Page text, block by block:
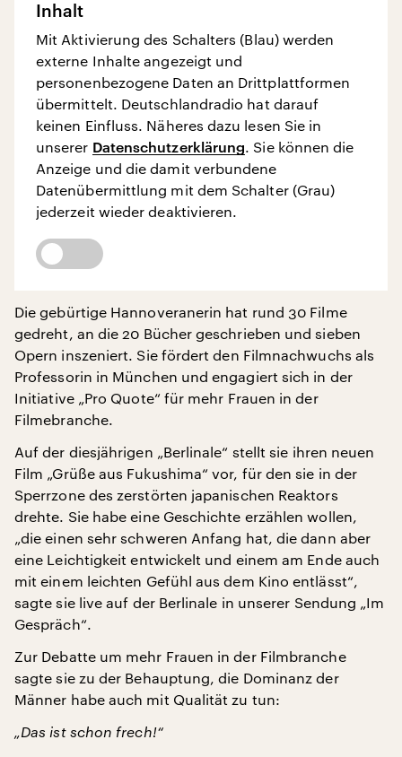
Inhalt
Mit Aktivierung des Schalters (Blau) werden
externe Inhalte angezeigt und
personenbezogene Daten an Drittplattformen
übermittelt. Deutschlandradio hat darauf
keinen Einfluss. Näheres dazu lesen Sie in
unserer Datenschutzerklärung. Sie können die
Anzeige und die damit verbundene
Datenübermittlung mit dem Schalter (Grau)
jederzeit wieder deaktivieren.
Die gebürtige Hannoveranerin hat rund 30 Filme
gedreht, an die 20 Bücher geschrieben und sieben
Opern inszeniert. Sie fördert den Filmnachwuchs als
Professorin in München und engagiert sich in der
Initiative „Pro Quote“ für mehr Frauen in der
Filmebranche.
Auf der diesjährigen „Berlinale“ stellt sie ihren neuen
Film „Grüße aus Fukushima“ vor, für den sie in der
Sperrzone des zerstörten japanischen Reaktors
drehte. Sie habe eine Geschichte erzählen wollen,
„die einen sehr schweren Anfang hat, die dann aber
eine Leichtigkeit entwickelt und einem am Ende auch
mit einem leichten Gefühl aus dem Kino entlässt“,
sagte sie live auf der Berlinale in unserer Sendung „Im
Gespräch“.
Zur Debatte um mehr Frauen in der Filmbranche
sagte sie zu der Behauptung, die Dominanz der
Männer habe auch mit Qualität zu tun:
„Das ist schon frech!“